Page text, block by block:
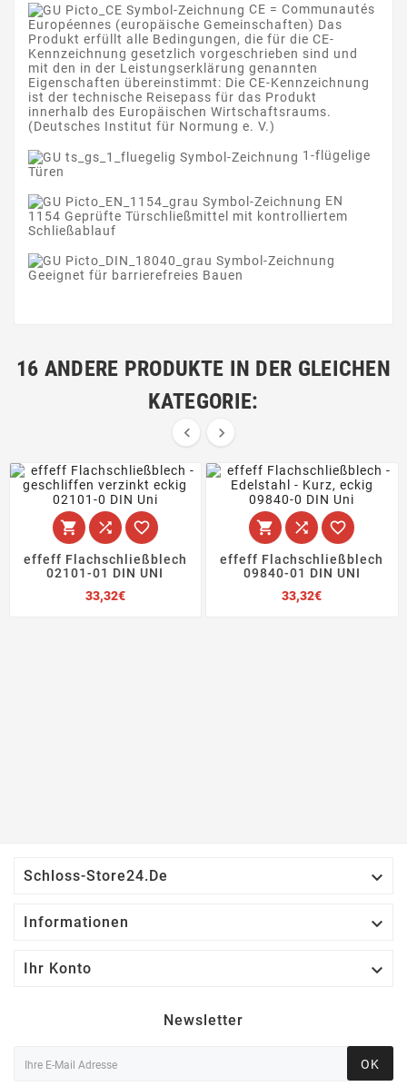
CE = Communautés
Européennes (europäische Gemeinschaften) Das
Produkt erfüllt alle Bedingungen, die für die CE-
Kennzeichnung gesetzlich vorgeschrieben sind und
mit den in der Leistungserklärung genannten
Eigenschaften übereinstimmt: Die CE-Kennzeichnung
ist der technische Reisepass für das Produkt
innerhalb des Europäischen Wirtschaftsraums.
(Deutsches Institut für Normung e. V.)
1-flügelige
Türen
EN
1154 Geprüfte Türschließmittel mit kontrolliertem
Schließablauf
Geeignet für barrierefreies Bauen
16 ANDERE PRODUKTE IN DER GLEICHEN
KATEGORIE:
 
  
effeff Flachschließblech
02101-01 DIN UNI
33,32€Preis
  
effeff Flachschließblech
09840-01 DIN UNI
33,32€Preis
Schloss-Store24.de 
Informationen 
Ihr Konto 
Newsletter
OK